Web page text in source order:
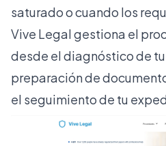
saturado o cuando los
Vive Legal gestiona el
desde el diagnóstico de
preparación de
el seguimiento de tu